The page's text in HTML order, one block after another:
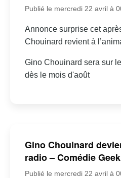
Publié le mercredi 22 avril à
Annonce surprise cet
Chouinard revient à
Gino Chouinard sera sur
dès le mois d'août
Gino Chouinard
radio – Comédie Geek
Publié le mercredi 22 avril à